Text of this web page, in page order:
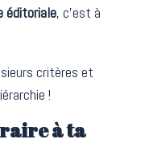
éditoriale, c’est à
critères et
!
à ta